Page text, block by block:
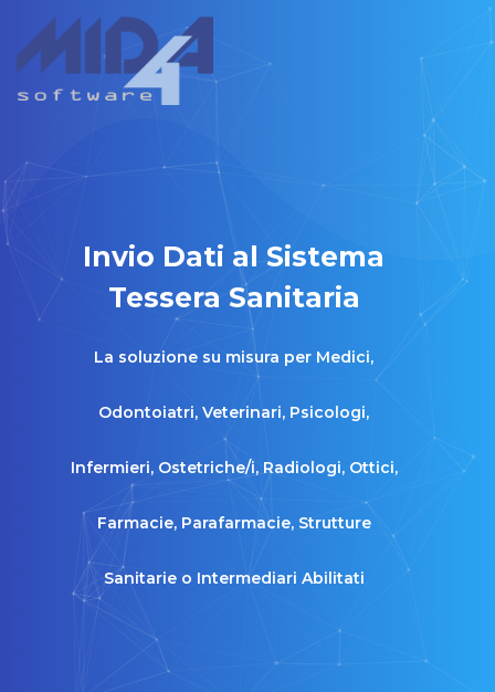
Invio Dati al Sistema
Tessera Sanitaria
La soluzione su misura per Medici,
Odontoiatri, Veterinari, Psicologi,
Infermieri, Ostetriche/i, Radiologi, Ottici,
Farmacie, Parafarmacie, Strutture
Sanitarie o Intermediari Abilitati